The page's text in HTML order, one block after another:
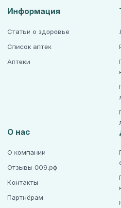
применять ферментные тесты
При применении практически
дей­ствия возможно
ассоциированной с
Clostridium difficile-associated
может протекать как в
При возникновении диареи
препаратом необходимо
на предмет развития CDAD,
регистрировались случаи её
более двух месяцев после
применения
подозрении или
прекратить применение
Информация
Статьи о здоровье
Список аптек
Аптеки
О нас
О компании
Отзывы 009.рф
Контакты
Партнёрам